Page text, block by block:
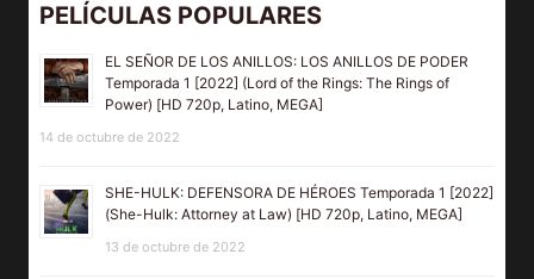
PELÍCULAS POPULARES
EL SEÑOR DE LOS ANILLOS: LOS ANILLOS DE PODER
Temporada 1 [2022] (Lord of the Rings: The Rings of
Power) [HD 720p, Latino, MEGA]
14 de octubre de 2022
SHE-HULK: DEFENSORA DE HÉROES Temporada 1 [2022]
(She-Hulk: Attorney at Law) [HD 720p, Latino, MEGA]
13 de octubre de 2022